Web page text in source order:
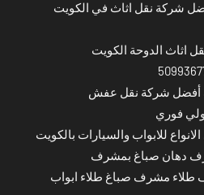
شركة نقل اثاث في الكويت
اثاث الدوحة الكويت
أفضل شركة نقل عفش
فوري
للابواب والسيارات بالكويت
دهان صباغ بمشرف
طلاء مشرف صباغ طلاء ابواب